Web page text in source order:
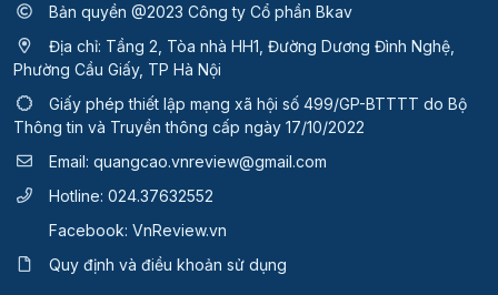
Bản quyền @2023 Công ty Cổ phần Bkav
Địa chỉ: Tầng 2, Tòa nhà HH1, Đường Dương Đình Nghệ,
Phường Cầu Giấy, TP Hà Nội
Giấy phép thiết lập mạng xã hội số 499/GP-BTTTT do Bộ
Thông tin và Truyền thông cấp ngày 17/10/2022
Email: quangcao.vnreview@gmail.com
Hotline: 024.37632552
Facebook: VnReview.vn
Quy định và điều khoản sử dụng